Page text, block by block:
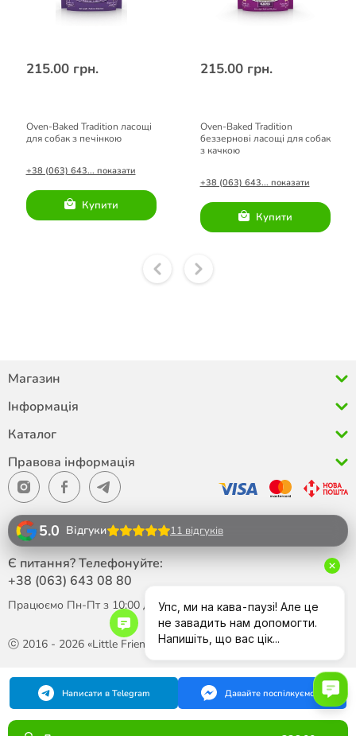
215.00 грн.
Oven-Baked Tradition ласощі
для собак з печінкою
+38 (063) 643... показати
Купити
215.00 грн.
Oven-Baked Tradition
беззернові ласощі для собак
з качкою
+38 (063) 643... показати
Купити
Магазин
Інформація
Каталог
Правова інформація
ⓒ 2016 - 2026 «Little Friend»
5.0 Відгуки 11 відгуків
Є питання? Телефонуйте:
+38 (063) 643 08 80
Працюємо Пн-Пт з 10:00 до 18:00
Написати в Telegram Давайте поспілкуємося